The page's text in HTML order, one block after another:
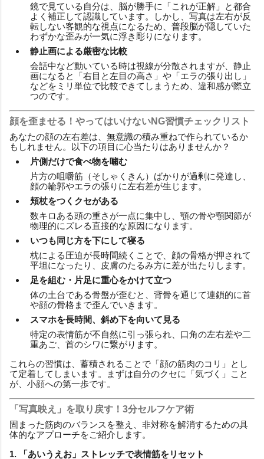
鏡で見ている自分は、脳が勝手に「これが正解」と都合
よく補正して認識しています。しかし、写真は左右が反
転しない客観的な視点になるため、普段脳が隠していた
わずかな歪みが一気に浮き彫りになります。
静止画による厳密な比較
会話中など動いている時は視線が分散されますが、静止
画になると「右目と左目の高さ」や「エラの張り出し」
などをミリ単位で比較できてしまうため、違和感が際立
つのです。
顔を歪ませる！やってはいけないNG習慣チェックリスト
あなたの顔の左右差は、無意識の積み重ねで作られているか
もしれません。以下の項目に心当たりはありませんか？
片側だけで食べ物を噛む
片方の咀嚼筋（そしゃくきん）ばかりが過剰に発達し、
顔の輪郭やエラの張りに左右差が生じます。
頬杖をつくクセがある
数キロある頭の重さが一点に集中し、顎の骨や顎関節が
物理的にズレる直接的な原因になります。
いつも同じ方を下にして寝る
枕による圧迫が長時間続くことで、顔の骨格が押されて
平坦になったり、皮膚のたるみ方に差が出たりします。
足を組む・片足に重心をかけて立つ
体の土台である骨盤が歪むと、背骨を通じて連鎖的に首
や顔の骨格まで歪んでいきます。
スマホを長時間、斜め下を向いて見る
特定の表情筋が不自然に引っ張られ、口角の左右差や二
重あご、首のシワに繋がります。
これらの習慣は、蓄積されることで「顔の筋肉のコリ」とし
て定着してしまいます。まずは自分のクセに「気づく」こと
が、小顔への第一歩です。
「写真映え」を取り戻す！3分セルフケア術
固まった筋肉のバランスを整え、非対称を解消するための具
体的なアプローチをご紹介します。
1. 「あいうえお」ストレッチで表情筋をリセット